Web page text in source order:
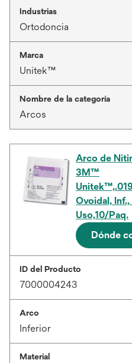
Industrias
Ortodoncia
Marca
Unitek™
Nombre de la categoría
Arcos
Arco de
3M™
Ovoidal,
Uso,10/Paq.
Dónde
ID del Producto
7000004243
Arco
Inferior
Material